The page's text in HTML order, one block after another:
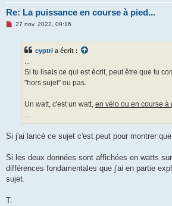
Re: La puissance en course à pied...
M27 nov. 2022, 09:16
cyptri a écrit :
...
Si tu lisais ce qui est écrit, peut être que tu
"hors sujet" ou pas.
Un watt, c'est un watt, en vélo ou en course à
...
Si j'ai lancé ce sujet c'est peut pour montrer
Si les deux données sont affichées en watts
différences fondamentales que j'ai en partie
sujet.
T.